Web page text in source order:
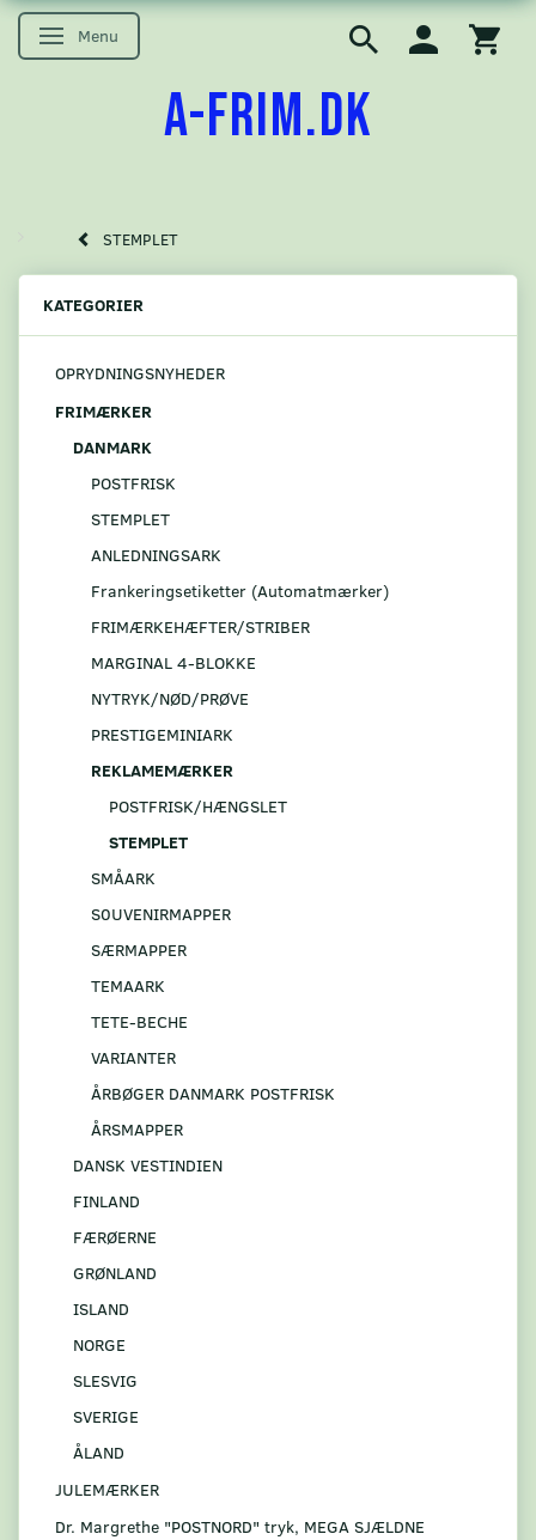
Skifte navigation
Menu
A-FRIM.DK
STEMPLET
KATEGORIER
OPRYDNINGSNYHEDER
FRIMÆRKER
DANMARK
POSTFRISK
STEMPLET
ANLEDNINGSARK
Frankeringsetiketter (Automatmærker)
FRIMÆRKEHÆFTER/STRIBER
MARGINAL 4-BLOKKE
NYTRYK/NØD/PRØVE
PRESTIGEMINIARK
REKLAMEMÆRKER
POSTFRISK/HÆNGSLET
STEMPLET
SMÅARK
S0UVENIRMAPPER
SÆRMAPPER
TEMAARK
TETE-BECHE
VARIANTER
ÅRBØGER DANMARK POSTFRISK
ÅRSMAPPER
DANSK VESTINDIEN
FINLAND
FÆRØERNE
GRØNLAND
ISLAND
NORGE
SLESVIG
SVERIGE
ÅLAND
JULEMÆRKER
Dr. Margrethe "POSTNORD" tryk, MEGA SJÆLDNE